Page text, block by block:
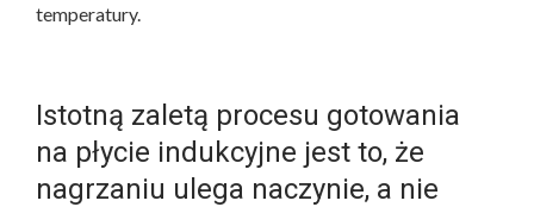
temperatury.
Istotną zaletą procesu gotowania
na płycie indukcyjne jest to, że
nagrzaniu ulega naczynie, a nie